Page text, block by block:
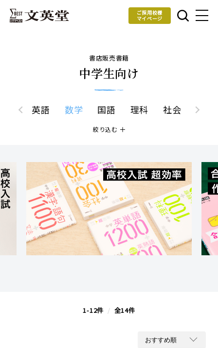
ご採用校様
マイページ
書店販売書籍
中学生向け
英語 数学 国語 理科 社会
絞り込む
1-12件 / 全14件